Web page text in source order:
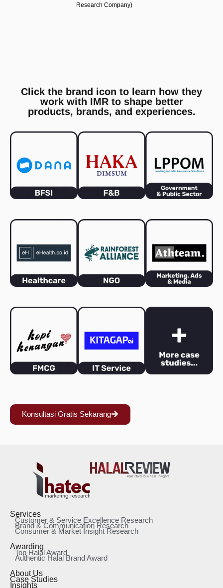
Research Company)
Click the brand icon to learn how they
work with IMR to shape better
products, brands, and experiences.
Konsultasi Gratis Sekarang
Services
Customer & Service Excellence Research
Brand & Communication Research
Consumer & Market Insight Research
Awarding
Top Halal Award
Authentic Halal Brand Award
About Us
Case Studies
Insights